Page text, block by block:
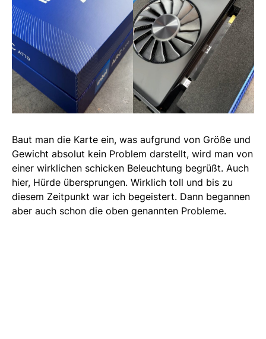
Baut man die Karte ein, was aufgrund von Größe und
Gewicht absolut kein Problem darstellt, wird man von
einer wirklichen schicken Beleuchtung begrüßt. Auch
hier, Hürde übersprungen. Wirklich toll und bis zu
diesem Zeitpunkt war ich begeistert. Dann begannen
aber auch schon die oben genannten Probleme.